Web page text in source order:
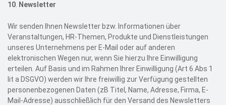
10 Newsletter
Wir senden Ihnen Newsletter bzw. Informationen über
Veranstaltungen, HR-Themen, Produkte und Dienstleistungen
unseres Unternehmens per E-Mail oder auf anderen
elektronischen Wegen nur, wenn Sie hierzu Ihre Einwilligung
erteilen. Auf Basis und im Rahmen Ihrer Einwilligung (Art 6 Abs 1
lit a DSGVO) werden wir Ihre freiwillig zur Verfügung gestellten
personenbezogenen Daten (zB Titel, Name, Adresse, Firma, E-
Mail-Adresse) ausschließlich für den Versand des Newsletters